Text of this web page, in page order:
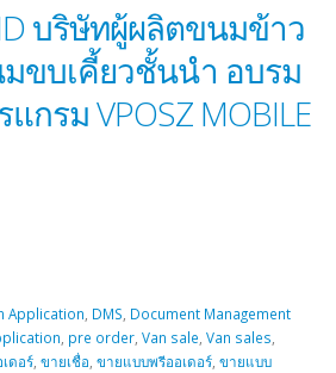
บริษัทผู้ผลิตขนมข้าว
ขบเคี้ยวชั้นนำ อบรม
กรม VPOSZ MOBILE
Application, DMS, Document Management
, pre order, Van sale, Van sales,
ดอร์, ขายเชื่อ, ขายแบบพรีออเดอร์, ขายแบบ